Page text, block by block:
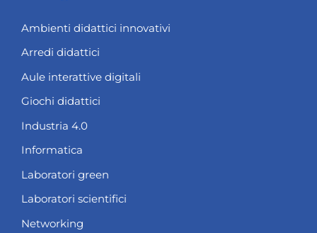
Ambienti didattici innovativi
Arredi didattici
Aule interattive digitali
Giochi didattici
Industria 4.0
Informatica
Laboratori green
Laboratori scientifici
Networking